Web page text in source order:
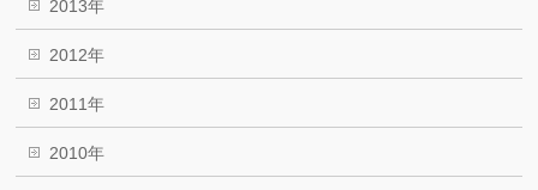
2013年
2012年
2011年
2010年